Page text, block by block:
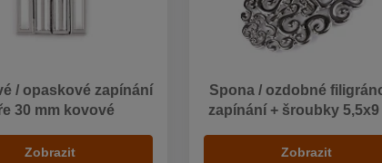
/ opaskové zapínání
30 mm kovové
Zobrazit
Spona / ozdobné
zapínání + šroubky
Zobrazit